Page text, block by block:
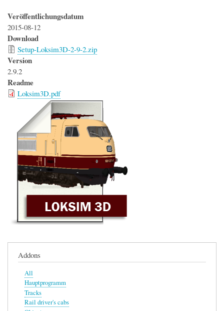
Veröffentlichungsdatum
2015-08-12
Download
Setup-Loksim3D-2-9-2.zip
Version
2.9.2
Readme
Loksim3D.pdf
Addons
All
Hauptprogramm
Tracks
Rail driver's cabs